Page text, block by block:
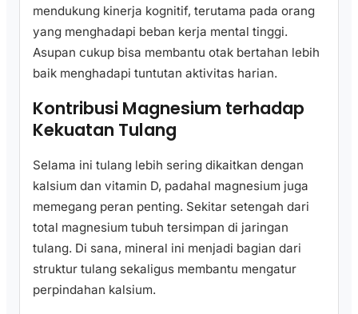
mendukung kinerja kognitif, terutama pada orang
yang menghadapi beban kerja mental tinggi.
Asupan cukup bisa membantu otak bertahan lebih
baik menghadapi tuntutan aktivitas harian.
Kontribusi Magnesium terhadap
Kekuatan Tulang
Selama ini tulang lebih sering dikaitkan dengan
kalsium dan vitamin D, padahal magnesium juga
memegang peran penting. Sekitar setengah dari
total magnesium tubuh tersimpan di jaringan
tulang. Di sana, mineral ini menjadi bagian dari
struktur tulang sekaligus membantu mengatur
perpindahan kalsium.